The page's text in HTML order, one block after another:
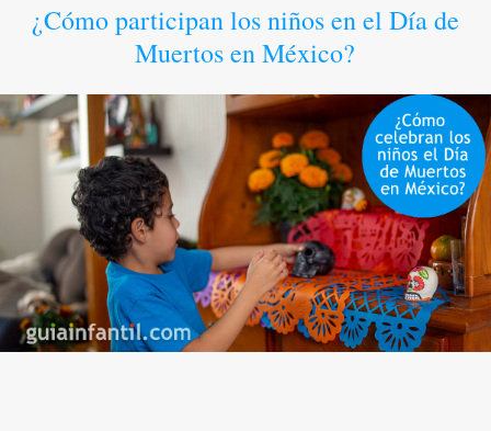
¿Cómo participan los niños en el Día de
Muertos en México?